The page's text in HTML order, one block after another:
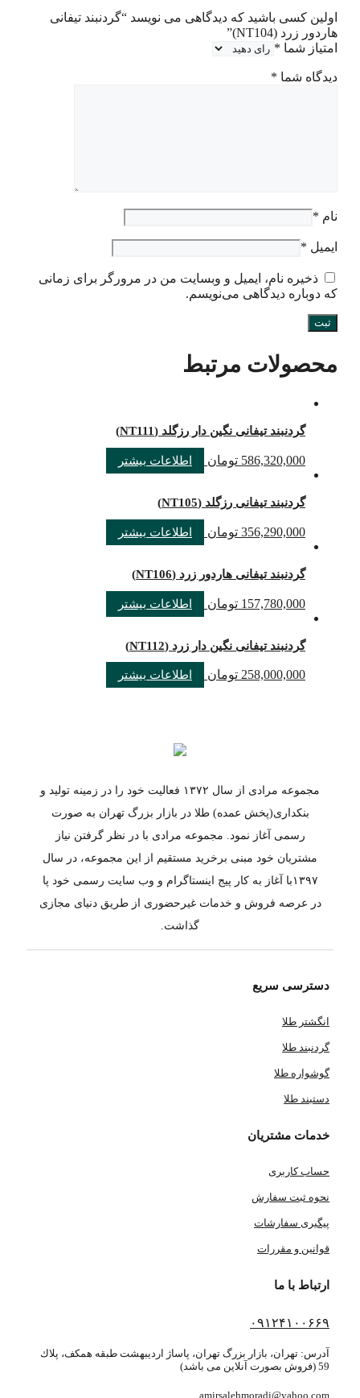
اولین کسی باشید که دیدگاهی می نویسد “گردنبند تیفانی
هاردور زرد (NT104)”
امتیاز شما *
دیدگاه شما *
نام *
ایمیل *
ذخیره نام، ایمیل و وبسایت من در مرورگر برای زمانی
که دوباره دیدگاهی می‌نویسم.
محصولات مرتبط
گردنبند تیفانی نگین دار رزگلد (NT111)
586,320,000 تومان اطلاعات بیشتر
گردنبند تیفانی رزگلد (NT105)
356,290,000 تومان اطلاعات بیشتر
گردنبند تیفانی هاردور زرد (NT106)
157,780,000 تومان اطلاعات بیشتر
گردنبند تیفانی نگین دار زرد (NT112)
258,000,000 تومان اطلاعات بیشتر
مجموعه مرادی از سال ۱۳۷۲ فعالیت خود را در زمینه تولید و
بنکداری(پخش عمده) طلا در بازار بزرگ تهران به صورت
رسمی آغاز نمود. مجموعه مرادی با در نظر گرفتن نیاز
مشتریان خود مبنی برخرید مستقیم از این مجموعه، در سال
۱۳۹۷با آغاز به کار پیج اینستاگرام و وب سایت رسمی خود پا
در عرصه فروش و خدمات غیرحضوری از طریق دنیای مجازی
گذاشت.
دسترسی سریع
انگشتر طلا
گردنبند طلا
گوشواره طلا
دستبند طلا
خدمات مشتریان
حساب کاربری
نحوه ثبت سفارش
پیگیری سفارشات
قوانین و مقررات
ارتباط با ما
۰۹۱۲۴۱۰۰۶۶۹
آدرس: تهران، بازار بزرگ تهران، پاساژ ارديبهشت طبقه همكف، پلاك
59 (فروش بصورت آنلاین می باشد)
amirsalehmoradi@yahoo.com